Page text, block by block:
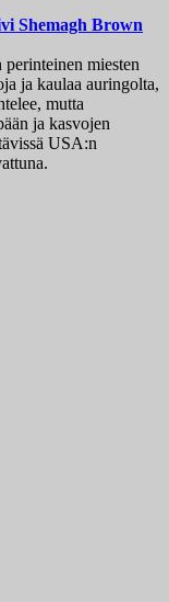
Shemagh Brown
miesten
ja kaulaa auringolta,
mutta
ja kasvojen
USA:n